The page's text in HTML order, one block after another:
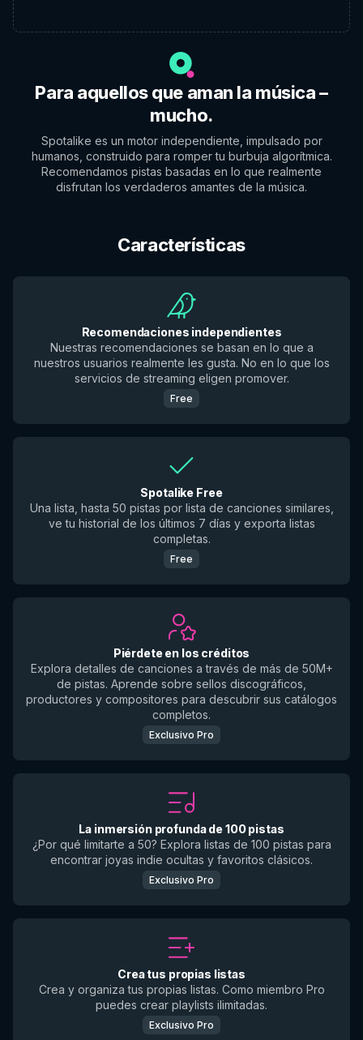
Para aquellos que aman la música –
mucho.
Spotalike es un motor independiente, impulsado por
humanos, construido para romper tu burbuja algorítmica.
Recomendamos pistas basadas en lo que realmente
disfrutan los verdaderos amantes de la música.
Características
Recomendaciones independientes
Nuestras recomendaciones se basan en lo que a
nuestros usuarios realmente les gusta. No en lo que los
servicios de streaming eligen promover.
Free
Spotalike Free
Una lista, hasta 50 pistas por lista de canciones similares,
ve tu historial de los últimos 7 días y exporta listas
completas.
Free
Piérdete en los créditos
Explora detalles de canciones a través de más de 50M+
de pistas. Aprende sobre sellos discográficos,
productores y compositores para descubrir sus catálogos
completos.
Exclusivo Pro
La inmersión profunda de 100 pistas
¿Por qué limitarte a 50? Explora listas de 100 pistas para
encontrar joyas indie ocultas y favoritos clásicos.
Exclusivo Pro
Crea tus propias listas
Crea y organiza tus propias listas. Como miembro Pro
puedes crear playlists ilimitadas.
Exclusivo Pro